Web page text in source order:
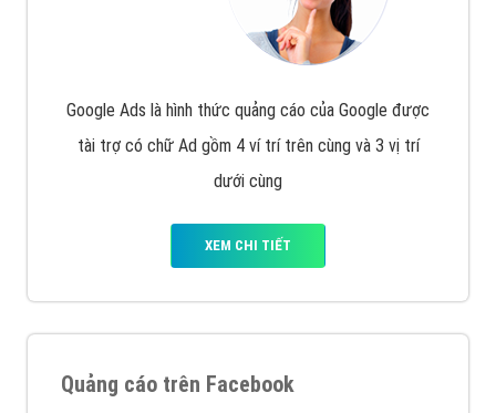
Google Ads là hình thức quảng cáo của Google được
tài trợ có chữ Ad gồm 4 ví trí trên cùng và 3 vị trí
dưới cùng
XEM CHI TIẾT
Quảng cáo trên Facebook